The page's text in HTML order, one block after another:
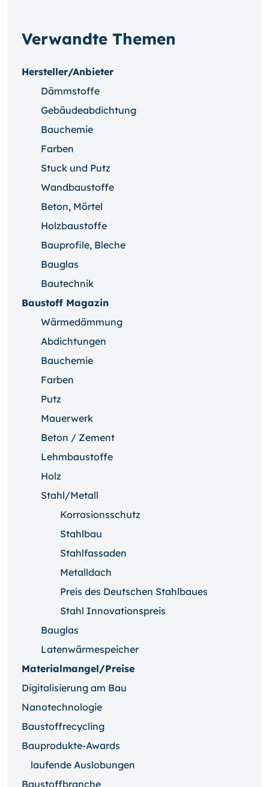
Verwandte Themen
Hersteller/Anbieter
Dämmstoffe
Gebäudeabdichtung
Bauchemie
Farben
Stuck und Putz
Wandbaustoffe
Beton, Mörtel
Holzbaustoffe
Bauprofile, Bleche
Bauglas
Bautechnik
Baustoff Magazin
Wärmedämmung
Abdichtungen
Bauchemie
Farben
Putz
Mauerwerk
Beton / Zement
Lehmbaustoffe
Holz
Stahl/Metall
Korrosionsschutz
Stahlbau
Stahlfassaden
Metalldach
Preis des Deutschen Stahlbaues
Stahl Innovationspreis
Bauglas
Latenwärmespeicher
Materialmangel/Preise
Digitalisierung am Bau
Nanotechnologie
Baustoffrecycling
Bauprodukte-Awards
laufende Auslobungen
Baustoffbranche